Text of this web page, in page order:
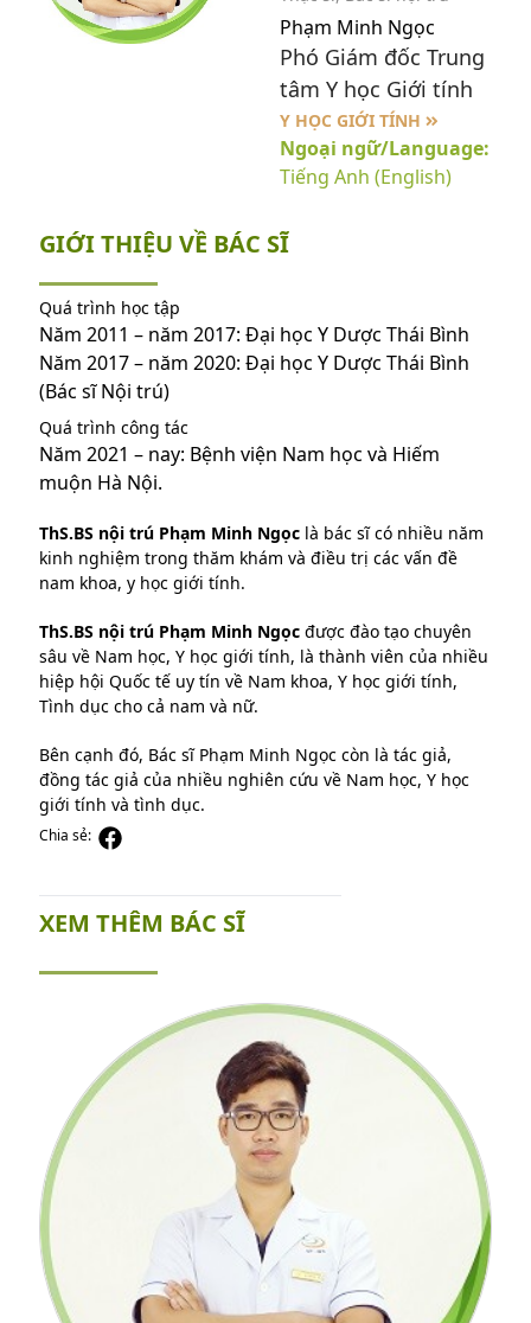
Phạm Minh Ngọc
Phó Giám đốc Trung
tâm Y học Giới tính
Y HỌC GIỚI TÍNH
Ngoại ngữ/Language:
Tiếng Anh (English)
GIỚI THIỆU VỀ BÁC SĨ
Quá trình học tập
Năm 2011 – năm 2017: Đại học Y Dược Thái Bình
Năm 2017 – năm 2020: Đại học Y Dược Thái Bình
(Bác sĩ Nội trú)
Quá trình công tác
Năm 2021 – nay: Bệnh viện Nam học và Hiếm
muộn Hà Nội.
ThS.BS nội trú Phạm Minh Ngọc là bác sĩ có nhiều năm
kinh nghiệm trong thăm khám và điều trị các vấn đề
nam khoa, y học giới tính.
ThS.BS nội trú Phạm Minh Ngọc được đào tạo chuyên
sâu về Nam học, Y học giới tính, là thành viên của nhiều
hiệp hội Quốc tế uy tín về Nam khoa, Y học giới tính,
Tình dục cho cả nam và nữ.
Bên cạnh đó, Bác sĩ Phạm Minh Ngọc còn là tác giả,
đồng tác giả của nhiều nghiên cứu về Nam học, Y học
giới tính và tình dục.
Chia sẻ:
XEM THÊM BÁC SĨ